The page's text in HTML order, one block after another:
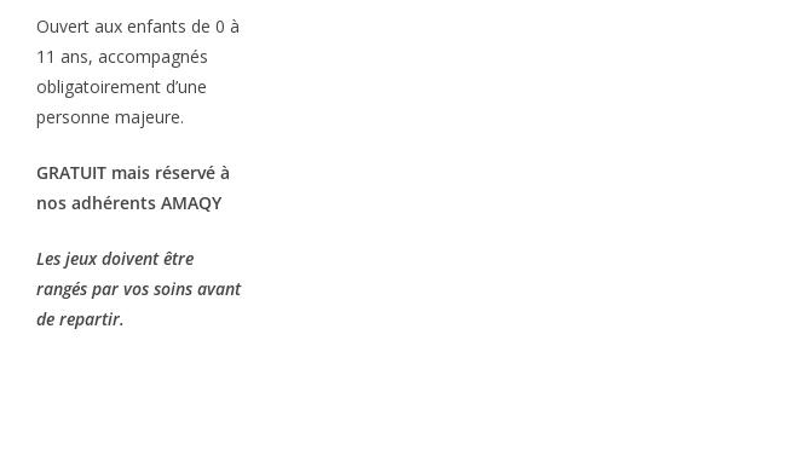
Ouvert aux enfants de 0 à
11 ans, accompagnés
obligatoirement d’une
personne majeure.
GRATUIT mais réservé à
nos adhérents AMAQY
Les jeux doivent être
rangés par vos soins avant
de repartir.